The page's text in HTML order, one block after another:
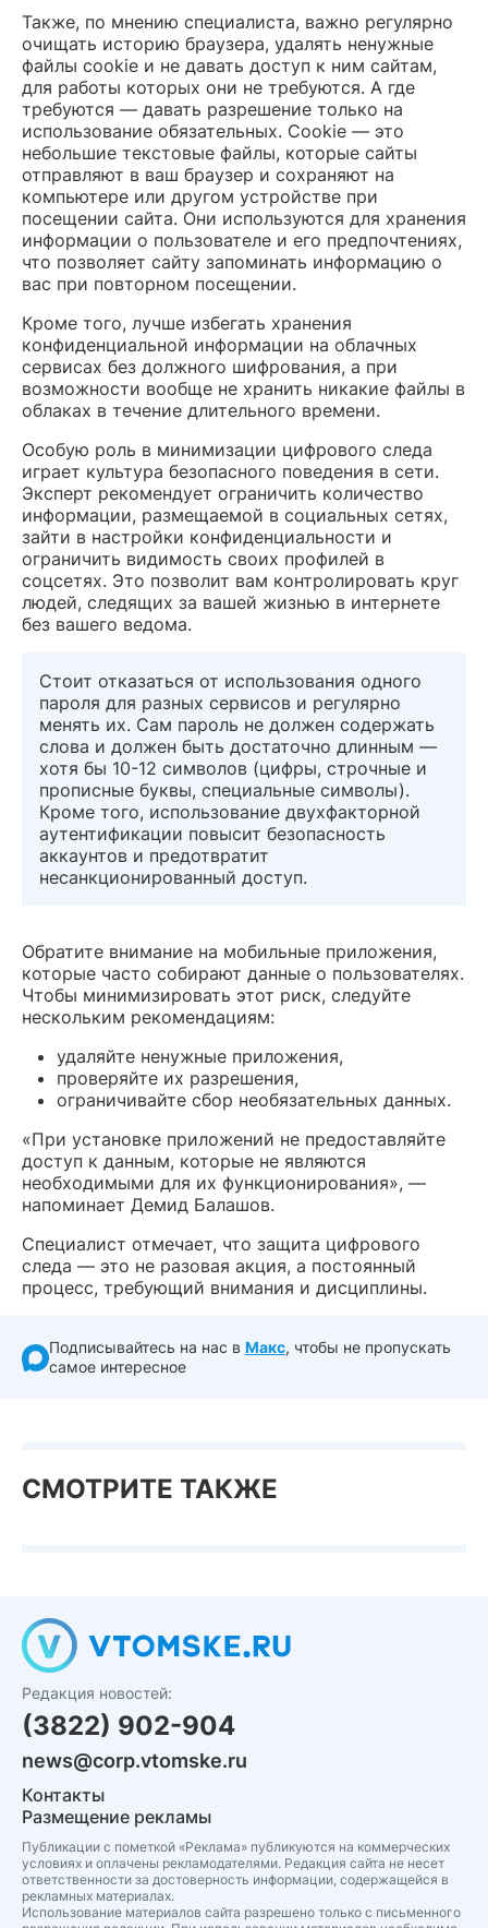
Также, по мнению специалиста, важно регулярно
очищать историю браузера, удалять ненужные
файлы cookie и не давать доступ к ним сайтам,
для работы которых они не требуются. А где
требуются — давать разрешение только на
использование обязательных. Cookie — это
небольшие текстовые файлы, которые сайты
отправляют в ваш браузер и сохраняют на
компьютере или другом устройстве при
посещении сайта. Они используются для хранения
информации о пользователе и его предпочтениях,
что позволяет сайту запоминать информацию о
вас при повторном посещении.
Кроме того, лучше избегать хранения
конфиденциальной информации на облачных
сервисах без должного шифрования, а при
возможности вообще не хранить никакие файлы в
облаках в течение длительного времени.
Особую роль в минимизации цифрового следа
играет культура безопасного поведения в сети.
Эксперт рекомендует ограничить количество
информации, размещаемой в социальных сетях,
зайти в настройки конфиденциальности и
ограничить видимость своих профилей в
соцсетях. Это позволит вам контролировать круг
людей, следящих за вашей жизнью в интернете
без вашего ведома.
Стоит отказаться от использования одного
пароля для разных сервисов и регулярно
менять их. Сам пароль не должен содержать
слова и должен быть достаточно длинным —
хотя бы 10-12 символов (цифры, строчные и
прописные буквы, специальные символы).
Кроме того, использование двухфакторной
аутентификации повысит безопасность
аккаунтов и предотвратит
несанкционированный доступ.
Обратите внимание на мобильные приложения,
которые часто собирают данные о пользователях.
Чтобы минимизировать этот риск, следуйте
нескольким рекомендациям:
удаляйте ненужные приложения,
проверяйте их разрешения,
ограничивайте сбор необязательных данных.
«При установке приложений не предоставляйте
доступ к данным, которые не являются
необходимыми для их функционирования», —
напоминает Демид Балашов.
Специалист отмечает, что защита цифрового
следа — это не разовая акция, а постоянный
процесс, требующий внимания и дисциплины.
Подписывайтесь на нас в Макс, чтобы не пропускать
самое интересное
СМОТРИТЕ ТАКЖЕ
Редакция новостей:
(3822) 902-904
news@corp.vtomske.ru
Контакты
Размещение рекламы
Публикации с пометкой «Реклама» публикуются на коммерческих
условиях и оплачены рекламодателями. Редакция сайта не несет
ответственности за достоверность информации, содержащейся в
рекламных материалах.
Использование материалов сайта разрешено только с письменного